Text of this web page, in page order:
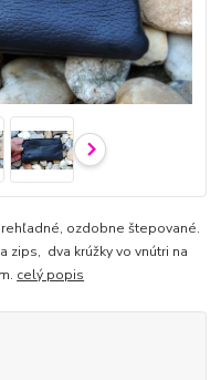
ozdobne štepované.
zips, dva krúžky vo vnútri na
celý popis